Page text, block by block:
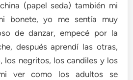
(papel seda) también mi
bonete, yo me sentía muy
de danzar, empecé por la
después aprendí las otras,
los negritos, los candiles y los
ver como los adultos se